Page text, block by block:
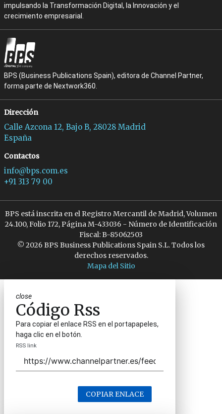
impulsando la Transformación Digital, la Innovación y el
crecimiento empresarial.
BPS (Business Publications Spain), editora de Channel Partner,
forma parte de Nextwork360.
Dirección
Calle Azcona 12, Bajo B, 28028 Madrid
España
Contactos
info@bps.com.es
+91 313 79 00
BPS está inscrita en el Registro Mercantil de Madrid, Volumen
24.100, Folio 172, Página M-433036 - Número de Identificación
Fiscal: B-85062503
© 2026 BPS Business Publications Spain S.L. Todos los
derechos reservados.
Mapa del Sitio
close
Código Rss
Para copiar el enlace RSS en el portapapeles,
haga clic en el botón.
RSS link
COPIAR ENLACE